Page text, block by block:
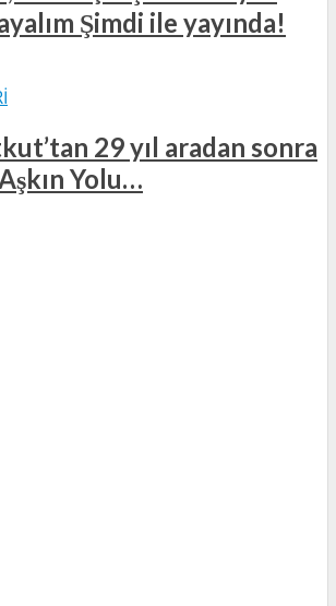
Şimdi ile yayında!
29 yıl aradan sonra
Yolu…